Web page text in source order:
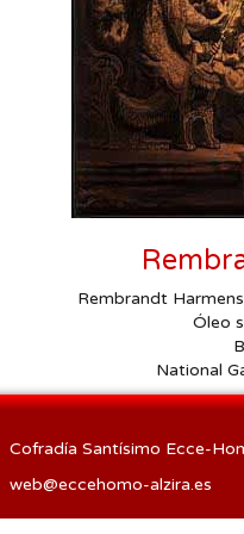
Procesión de las Antorchas
Rembrandt
Óleo
National
Cofradía Santísimo Ecce-
web@eccehomo-alzira.es